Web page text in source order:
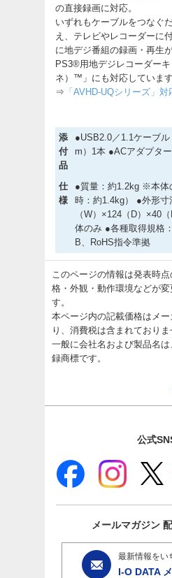
の直接録画に対応。
いずれもケーブルをつなぐ
え、テレビやレコーダーに
に地デジ番組の録画・再生
PS3®用地デジレコーダー
ネ）™」にも対応しています
⇒ 「AVHD-UQシリーズ」
添
付
品
●USB2.0／1.1ケーブ
m）1本 ●ACアダプター
仕
様
●質量：約1.2kg ※本体
時：約1.4kg） ●外形寸
（W）×124（D）×40
体のみ ●各種取得規格
B、RoHS指令準拠
このページの情報は発表時
格・外観・動作環境などが
す。
本ページ内の記載価格はメ
り、消費税は含まれておりま
一般に会社名および製品名
録商標です。
公式
メールマガジン
最新情報をい
I-O DATA